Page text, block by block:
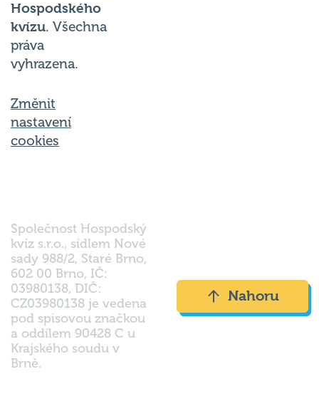
Hospodského
kvízu. Všechna
práva
vyhrazena.
Změnit
nastavení
cookies
Společnost Hospodský
kvíz s.r.o., sídlem Nové
sady 988/2, Staré Brno,
602 00 Brno, IČ:
03980138, DIČ:
CZ03980138 je vedena
pod spisovou značkou
a oddílem 90428 C u
Krajského soudu v
Brně.
Nahoru